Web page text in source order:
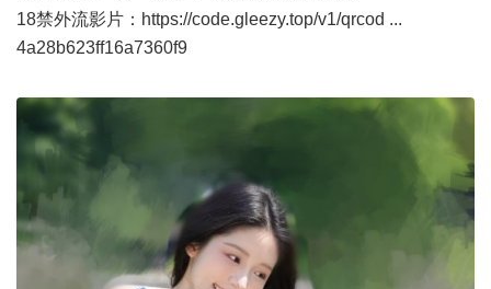
18禁外流影片： https://code.gleezy.top/v1/qrcod ...
4a28b623ff16a7360f9